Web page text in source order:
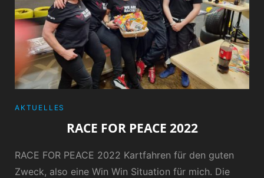
CATEGORIES
AKTUELLES
RACE FOR PEACE 2022
RACE FOR PEACE 2022 Kartfahren für den guten
Zweck, also eine Win Win Situation für mich. Die